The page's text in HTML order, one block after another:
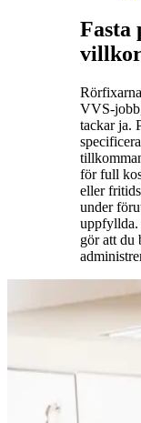
Fasta
tackar ja.
för full
eller
under
uppfyllda.
gör att du